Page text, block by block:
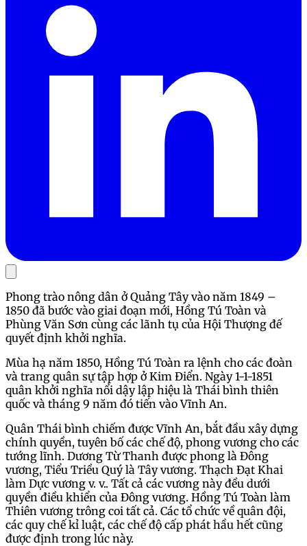
Phong trào nông dân ở Quảng Tây vào năm 1849 –
1850 đã bước vào giai đoạn mới, Hồng Tú Toàn và
Phùng Văn Sơn cùng các lãnh tụ của Hội Thượng đế
quyết định khởi nghĩa.
Mùa hạ năm 1850, Hồng Tú Toàn ra lệnh cho các đoàn
và trang quân sự tập hợp ở Kim Điển. Ngày 1-1-1851
quân khởi nghĩa nổi dậy lập hiệu là Thái bình thiên
quốc và tháng 9 năm đó tiến vào Vĩnh An.
Quân Thái bình chiếm được Vĩnh An, bắt đầu xây dựng
chính quyền, tuyên bố các chế độ, phong vương cho các
tướng lĩnh. Dương Từ Thanh được phong là Đông
vương, Tiểu Triều Quý là Tây vương. Thạch Đạt Khai
làm Dực vương v. v.. Tất cả các vương này đều dưới
quyền điều khiển của Đông vương. Hồng Tú Toàn làm
Thiên vương trông coi tất cả. Các tổ chức về quân đội,
các quy chế kỉ luật, các chế độ cấp phát hầu hết cũng
được định trong lúc này.